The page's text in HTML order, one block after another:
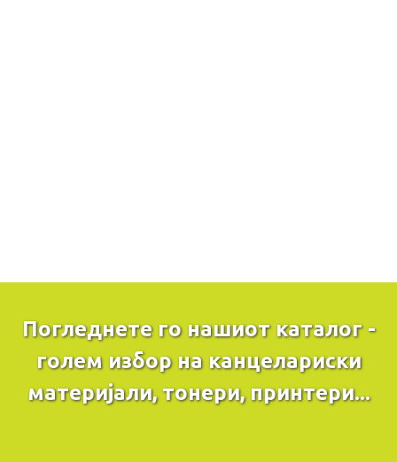
Погледнете го нашиот каталог -
голем избор на канцелариски
материјали, тонери, принтери...